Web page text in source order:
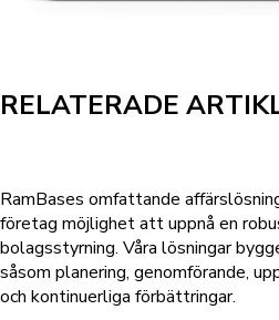
RELATERADE
RamBases omfattande
företag möjlighet att uppnå en
bolagsstyrning. Våra lösningar
såsom planering, genomförande,
och kontinuerliga förbättringar.